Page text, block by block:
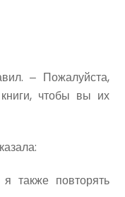
‒ Пожалуйста,
чтобы вы их
также повторять